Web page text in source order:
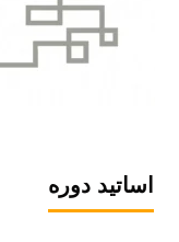
اساتید دوره